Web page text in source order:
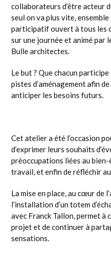
collaborateurs d’être acteur
seul on va plus vite,
participatif ouvert à tous les
sur une journée et animé par
Bulle architectes.
Le but ? Que chacun
pistes d’aménagement afin
anticiper les besoins futurs.
Cet atelier a été l’occasion
d’exprimer leurs souhaits
préoccupations liées au
travail, et enfin de réfléchir
La mise en place, au cœur de
l’installation d’un totem
avec Franck Tallon, permet à
projet et de continuer à
sensations.